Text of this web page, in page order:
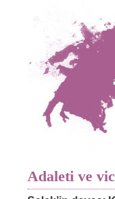
Adaleti ve